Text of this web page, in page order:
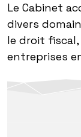
Le Cabinet
divers
le droit
entreprises